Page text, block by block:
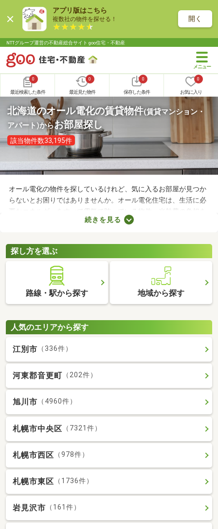
アプリ版はこちら
複数社の物件を探せる！ 開く
NTTグループ運営の不動産総合サイト goo住宅・不動産
0
最近検索した条件
0
最近見た物件
0
保存した条件
0
お気に入り
北海道のオール電化の賃貸物件(賃貸マンション・
アパート)からお部屋探し
該当物件数33,195件
オール電化の物件を探しているけれど、気に入るお部屋が見つか
らないとお困りではありませんか。オール電化住宅は、生活に必
要なエネルギーをすべて電気で賄っている物件。光熱費の負担を
抑える、ガスの使用による火災リスクがないなどのメリットがあ
を紹介します。
続きを見る
探し方を選ぶ
路線・駅から探す 地域から探す
人気のエリアから探す
江別市 （336件）
河東郡音更町 （202件）
旭川市 （4960件）
札幌市中央区 （7321件）
札幌市西区 （978件）
札幌市東区 （1736件）
岩見沢市 （161件）